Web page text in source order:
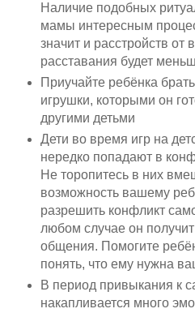
Наличие подобных
мамы интересным
значит и расстройств от
расставания будет
Приучайте ребёнка
игрушки, которыми он
другими детьми
Дети во время игр на
нередко попадают в
Не торопитесь в них
возможность вашему
разрешить конфликт
любом случае он
общения. Помогите
понять, что ему нужна
В период привыкания к
накапливается много